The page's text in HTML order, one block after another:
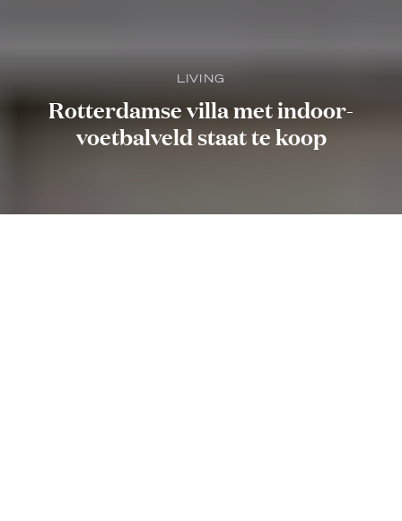
LIVING
Rotterdamse villa met indoor-
voetbalveld staat te koop